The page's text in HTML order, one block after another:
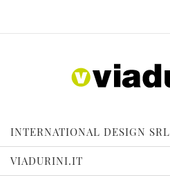
INTERNATIONAL DESIGN SRL
VIADURINI.IT